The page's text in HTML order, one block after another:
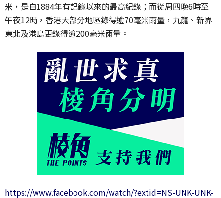
米，是自1884年有記錄以來的最高紀錄；而從周四晚6時至
午夜12時，香港大部分地區錄得逾70毫米雨量，九龍、新界
東北及港島更錄得逾200毫米雨量。
https://www.facebook.com/watch/?extid=NS-UNK-UNK-